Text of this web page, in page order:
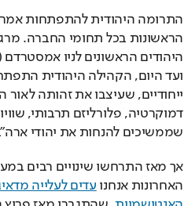
שממשיכים להנחות את יהודי ארה"ב.
האחרונות אנחנו